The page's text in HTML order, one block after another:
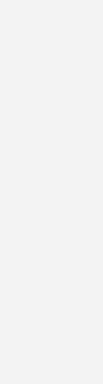
Silber
ist es, weitere 30
oft zu hoch an
auskommen. Die
aufgebracht
Mikrometer. (HS)